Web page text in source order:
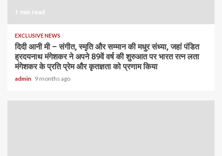
1 min read
EXCLUSIVE NEWS
दिदी आनी मी – संगीत, स्मृति और सम्मान की मधुर संध्या, जहां पंडित
ह्रदयनाथ मंगेशकर ने अपने 89वें वर्ष की शुरुआत पर भारत रत्न लता
मंगेशकर के प्रति प्रेम और कृतज्ञता को प्रणाम किया
admin 9 months ago